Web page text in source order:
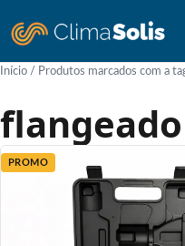
Início / Produtos marcados com a
PROMO